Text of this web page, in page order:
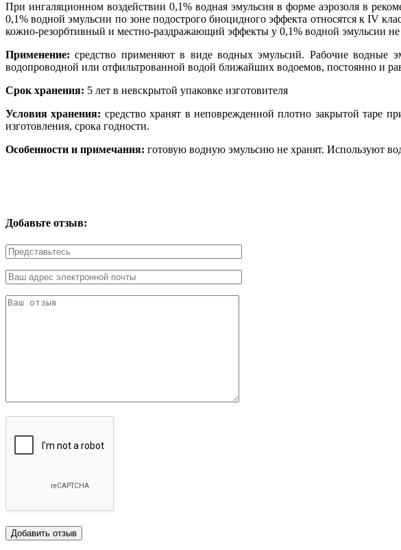
При ингаляционном воздействии 0,1% водная эмульсия в форме аэрозоля в
0,1% водной эмульсии по зоне подострого биоцидного эффекта относятся к IV
кожно-резорбтивный и местно-раздражающий эффекты у 0,1% водной эмульсии
Применение: средство применяют в виде водных эмульсий. Рабочие водные
водопроводной или отфильтрованной водой ближайших водоемов, постоянно и
Срок хранения: 5 лет в невскрытой упаковке изготовителя
Условия хранения: средство хранят в неповрежденной плотно закрытой таре
изготовления, срока годности.
Особенности и примечания: готовую водную эмульсию не хранят. Используют
Добавьте отзыв: